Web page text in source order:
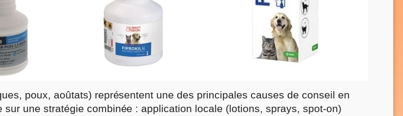
poux, aoûtats) représentent une des principales causes de conseil en
une stratégie combinée : application locale (lotions, sprays, spot-on)